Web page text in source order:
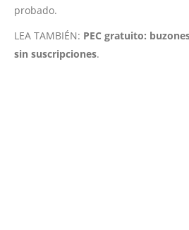
probado.
LEA TAMBIÉN: PEC gratuito:
sin suscripciones.